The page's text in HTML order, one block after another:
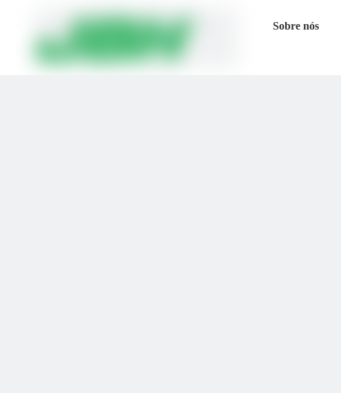
Sobre nós